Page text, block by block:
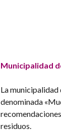
Municipalidad
La municipalidad
denominada
residuos.